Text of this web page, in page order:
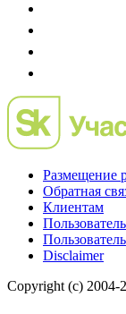
Размещение
Обратная